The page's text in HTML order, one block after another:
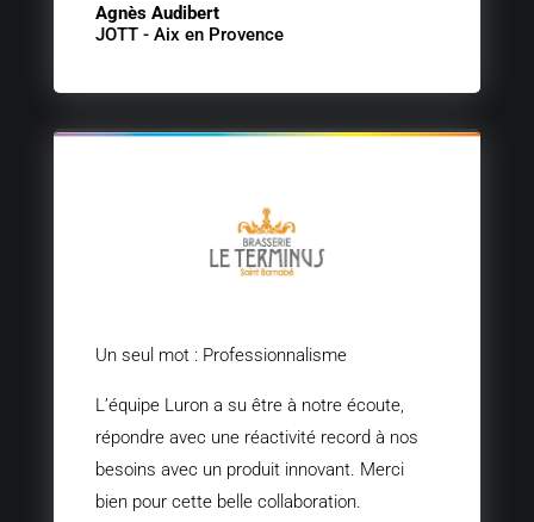
Agnès Audibert
JOTT - Aix en Provence
Un seul mot : Professionnalisme
L’équipe Luron a su être à notre écoute,
répondre avec une réactivité record à nos
besoins avec un produit innovant. Merci
bien pour cette belle collaboration.